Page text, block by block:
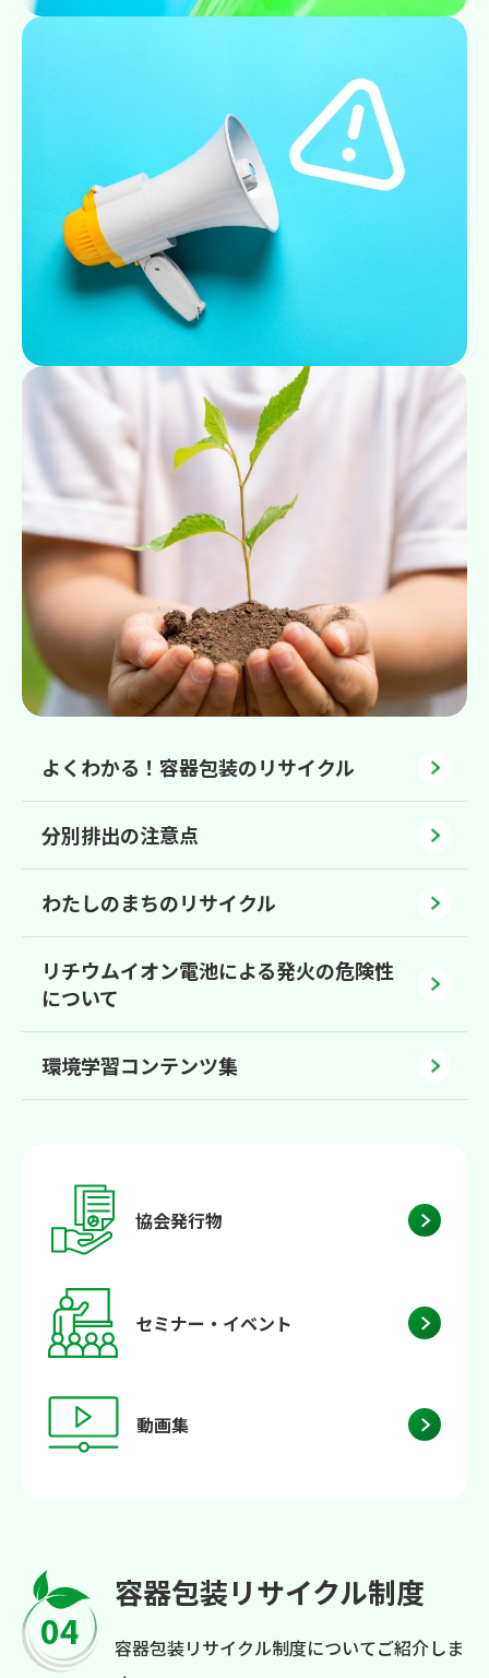
よくわかる！容器包装のリサイクル
分別排出の注意点
わたしのまちのリサイクル
リチウムイオン電池による発火の危険性
について
環境学習コンテンツ集
協会発行物
セミナー・イベント
動画集
04
容器包装リサイクル制度
容器包装リサイクル制度についてご紹介しま